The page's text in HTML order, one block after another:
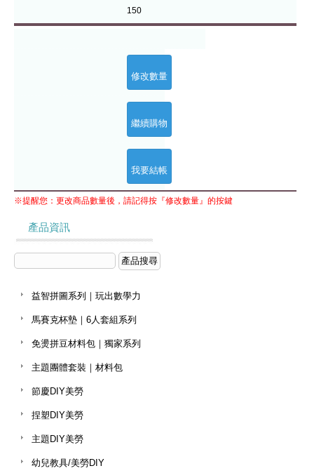
150
※提醒您：更改商品數量後，請記得按『修改數量』的按鍵
產品資訊
益智拼圖系列｜玩出數學力
馬賽克杯墊｜6人套組系列
免燙拼豆材料包｜獨家系列
主題團體套裝｜材料包
節慶DIY美勞
捏塑DIY美勞
主題DIY美勞
幼兒教具/美勞DIY